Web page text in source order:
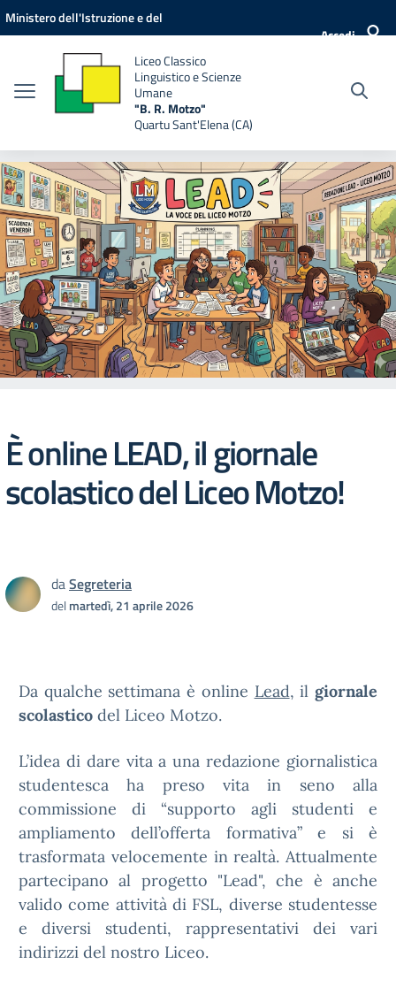
Vai ai contenuti
Vai al menu di navigazione
Vai al footer
Ministero dell'Istruzione e del
Accedi
Liceo Classico
Linguistico e Scienze
Umane
"B. R. Motzo"
Quartu Sant'Elena (CA)
È online LEAD, il giornale
scolastico del Liceo Motzo!
daSegreteria
delmartedì, 21 aprile 2026
Da qualche settimana è online Lead, il giornale
scolastico del Liceo Motzo.
L’idea di dare vita a una redazione giornalistica
studentesca ha preso vita in seno alla
commissione di “supporto agli studenti e
ampliamento dell’offerta formativa” e si è
trasformata velocemente in realtà. Attualmente
partecipano al progetto "Lead", che è anche
valido come attività di FSL, diverse studentesse
e diversi studenti, rappresentativi dei vari
indirizzi del nostro Liceo.